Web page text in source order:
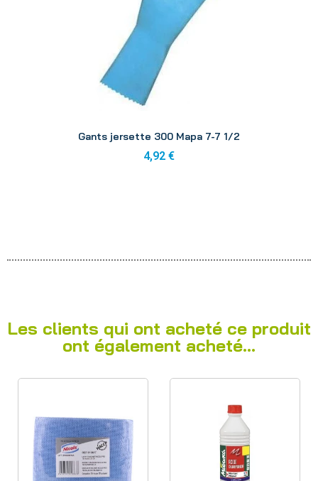
Gants jersette 300 Mapa 7-7 1/2
4,92 €
Les clients qui ont acheté ce produit
ont également acheté...